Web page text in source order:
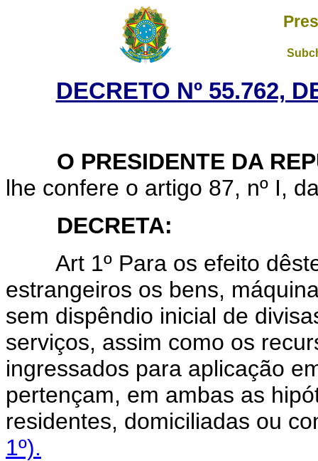
DECRETO Nº 55.762,
O PRESIDENTE DA
lhe confere o artigo 87, nº I,
DECRETA:
Art 1º Para os efeito dêste
estrangeiros os bens,
sem dispêndio inicial de
serviços, assim como os
ingressados para aplicação
pertençam, em ambas as
residentes, domiciliadas ou
1º).